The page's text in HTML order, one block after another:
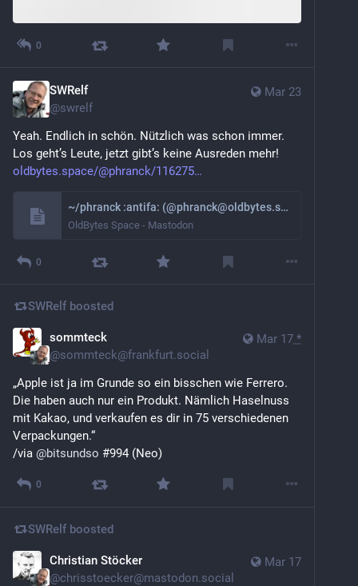
0
Mar 23
SWRelf
@swrelf
Yeah. Endlich in schön. Nützlich was schon immer.
Los geht’s Leute, jetzt gibt’s keine Ausreden mehr!
oldbytes.space/@phranck/116275
~/phranck :antifa: (@phranck@oldbytes.space)
OldBytes Space - Mastodon
0
SWRelf boosted
Mar 17 *
sommteck
@sommteck@frankfurt.social
„Apple ist ja im Grunde so ein bisschen wie Ferrero.
Die haben auch nur ein Produkt. Nämlich Haselnuss
mit Kakao, und verkaufen es dir in 75 verschiedenen
Verpackungen.“
/via @bitsundso #994 (Neo)
0
SWRelf boosted
Mar 17
Christian Stöcker
@chrisstoecker@mastodon.social